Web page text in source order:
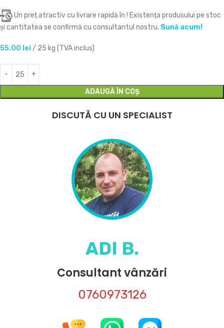
Un preț atractiv cu livrare rapidă în ! Existența produsului pe stoc
și cantitatea se confirmă cu consultantul nostru. Sună acum!
55.00 lei/ 25 kg (TVA inclus)
ADAUGĂ ÎN COȘ
DISCUTĂ CU UN SPECIALIST
ADI B.
Consultant vânzări
0760973126